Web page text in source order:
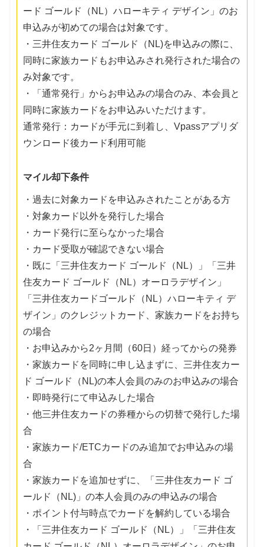
ード ゴールド（NL）ハローキティ デザイン」のお
申込みが初めての場合は対象です。
・三井住友カード ゴールド（NL)を申込みの際に、
同時に家族カードもお申込みされ発行された場合の
み対象です。
・「通常発行」からお申込みの場合のみ、本会員と
同時に家族カードをお申込みいただけます。
通常発行：カードが手元に到着し、Vpassアプリダ
ウンロード後カード利用可能
マイル却下条件
・過去に対象カードを申込みされたことがある方
・対象カード以外を発行した場合
・カード発行に至らなかった場合
・カード受取が確認できない場合
・既に「三井住友カード ゴールド（NL）」「三井
住友カード ゴールド（NL）オーロラデザイン」
「三井住友カードゴールド（NL）ハローキティ デ
ザイン」のクレジットカード、家族カードをお持ち
の場合
・お申込みから2ヶ月間（60日）経ってからの発券
・家族カードを同時に申し込まずに、三井住友カー
ド ゴールド（NL)の本人会員のみのお申込みの場合
・即時発行にて申込みした場合
・他三井住友カードの券種からの切替で発行した場
合
・家族カード/ETCカードのみ追加でお申込みの場
合
・家族カードを追加せずに、「三井住友カード ゴ
ールド（NL)」の本人会員のみの申込みの場合
・ポイント付与時点でカードを解約している場合
・「三井住友カード ゴールド（NL）」「三井住友